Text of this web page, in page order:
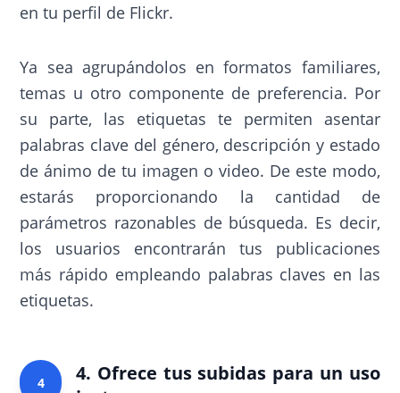
en tu perfil de Flickr.
Ya sea agrupándolos en formatos familiares,
temas u otro componente de preferencia. Por
su parte, las etiquetas te permiten asentar
palabras clave del género, descripción y estado
de ánimo de tu imagen o video. De este modo,
estarás proporcionando la cantidad de
parámetros razonables de búsqueda. Es decir,
los usuarios encontrarán tus publicaciones
más rápido empleando palabras claves en las
etiquetas.
4
4. Ofrece tus subidas para un uso